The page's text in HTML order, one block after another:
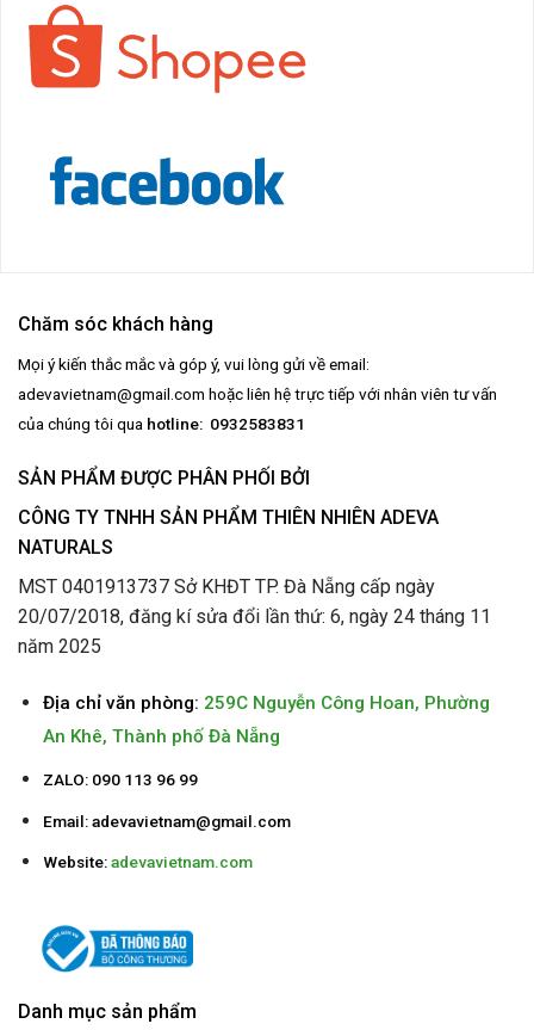
SẢN PHẨM ĐƯỢC PHÂN PHỐI BỞI
CÔNG TY TNHH SẢN PHẨM THIÊN NHIÊN ADEVA
NATURALS
MST 0401913737 Sở KHĐT TP. Đà Nẵng cấp ngày
20/07/2018, đăng kí sửa đổi lần thứ: 6, ngày 24 tháng 11
năm 2025
Địa chỉ văn phòng: 259C Nguyễn Công Hoan, Phường
An Khê, Thành phố Đà Nẵng
ZALO: 090 113 96 99
Email: adevavietnam@gmail.com
Website: adevavietnam.com
Chăm sóc khách hàng
Mọi ý kiến thắc mắc và góp ý, vui lòng gửi về email:
adevavietnam@gmail.com hoặc liên hệ trực tiếp với nhân viên tư vấn
của chúng tôi qua hotline: 0932583831
Danh mục sản phẩm